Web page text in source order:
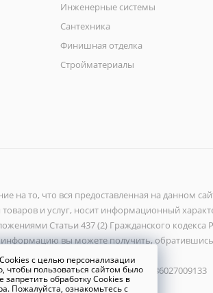
Инженерные системы
Сантехника
Финишная отделка
Стройматериалы
на то, что вся предоставленная на данном
и услуг, носит информационный
Статьи 437 (2) Гражданского кодекса
вы можете получить,
2026 ©, ИНН 6027118272, ОГРН 1086027009133
с целью персонализации
чтобы пользоваться сайтом было
обработку Cookies в
Пожалуйста, ознакомьтесь с